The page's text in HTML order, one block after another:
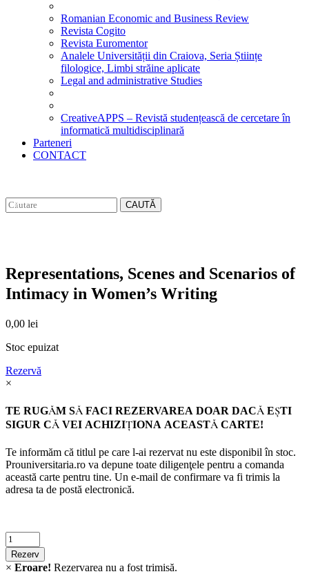
Romanian Economic and Business Review
Revista Cogito
Revista Euromentor
Analele Universității din Craiova, Seria Științe
filologice, Limbi străine aplicate
Legal and administrative Studies
CreativeAPPS – Revistă studențească de cercetare în
informatică multidisciplinară
Parteneri
CONTACT
CAUTĂ
Representations, Scenes and Scenarios of
Intimacy in Women’s Writing
0,00 lei
Stoc epuizat
Rezervă
×
TE RUGĂM SĂ FACI REZERVAREA DOAR DACĂ EŞTI
SIGUR CĂ VEI ACHIZIŢIONA ACEASTĂ CARTE!
Te informăm că titlul pe care l-ai rezervat nu este disponibil în stoc.
Prouniversitaria.ro va depune toate diligenţele pentru a comanda
această carte pentru tine. Un e-mail de confirmare va fi trimis la
adresa ta de postă electronică.
Criminalistica
quantity
Rezerv
× Eroare! Rezervarea nu a fost trimisă.